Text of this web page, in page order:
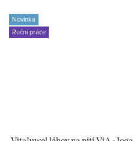
Novinka
Ruční práce